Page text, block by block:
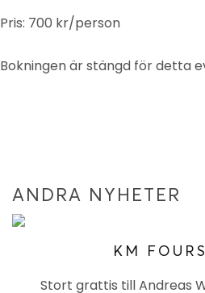
Pris: 700 kr/person
Bokningen är stängd för detta
ANDRA NYHETER
KM
Stort grattis till Andreas